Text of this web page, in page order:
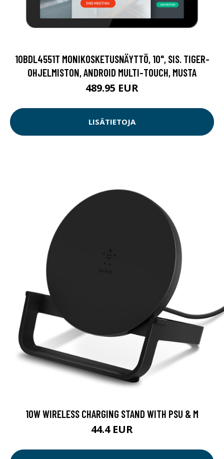
10BDL4551T MONIKOSKETUSNÄYTTÖ, 10", SIS. TIGER-
OHJELMISTON, ANDROID MULTI-TOUCH, MUSTA
489.95 EUR
LISÄTIETOJA
10W WIRELESS CHARGING STAND WITH PSU & M
44.4 EUR